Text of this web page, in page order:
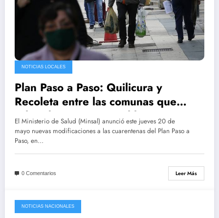
NOTICIAS LOCALES
Plan Paso a Paso: Quilicura y
Recoleta entre las comunas que
salen de cuarentena el lunes 24
El Ministerio de Salud (Minsal) anunció este jueves 20 de
mayo nuevas modificaciones a las cuarentenas del Plan Paso a
Paso, en…
0 Comentarios Leer Más
mayo 21, 2021
NOTICIAS NACIONALES